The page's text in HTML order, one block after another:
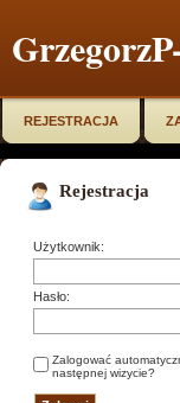
REJESTRACJA
Rejestracja
Użytkownik:
Hasło:
Zalogować
następnej wizycie?